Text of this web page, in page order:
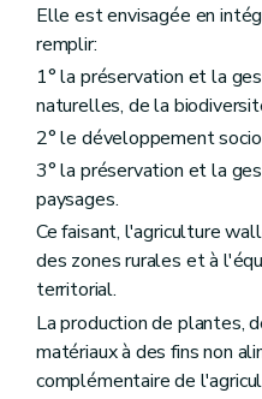
Art. D39
Section 2 Les traitements de
Art. D41
Art. D42
Section 3 Les traitements de
Art. D43
Art. D44
Art. D46
Art. D47
Art. D48
Art. D50
Section 4
Les
Art. D51
Art. D52
Elle est envisagée en
remplir:
1° la préservation et la
naturelles, de la
2° le développement
3° la préservation et la
paysages.
Ce faisant, l'agriculture
des zones rurales et à
territorial.
La production de plantes,
matériaux à des fins non
complémentaire de